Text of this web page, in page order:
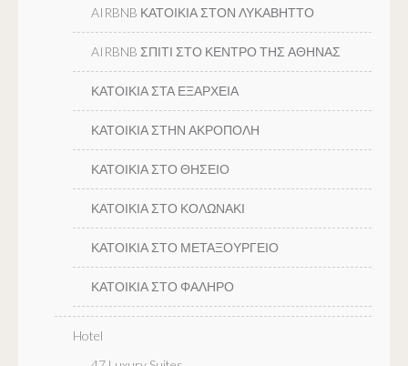
AIRBNB ΚΑΤΟΙΚΙΑ ΣΤΟΝ ΛΥΚΑΒΗΤΤΟ
AIRBNB ΣΠΙΤΙ ΣΤΟ ΚΕΝΤΡΟ ΤΗΣ ΑΘΗΝΑΣ
ΚΑΤΟΙΚΙΑ ΣΤΑ ΕΞΑΡΧΕΙΑ
ΚΑΤΟΙΚΙΑ ΣΤΗΝ ΑΚΡΟΠΟΛΗ
ΚΑΤΟΙΚΙΑ ΣΤΟ ΘΗΣΕΙΟ
ΚΑΤΟΙΚΙΑ ΣΤΟ ΚΟΛΩΝΑΚΙ
ΚΑΤΟΙΚΙΑ ΣΤΟ ΜΕΤΑΞΟΥΡΓΕΙΟ
ΚΑΤΟΙΚΙΑ ΣΤΟ ΦΑΛΗΡΟ
Hotel